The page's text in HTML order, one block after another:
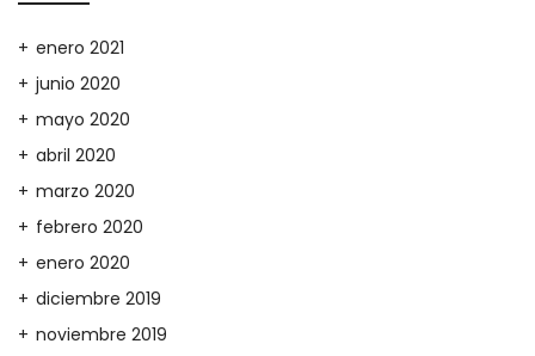
enero 2021
junio 2020
mayo 2020
abril 2020
marzo 2020
febrero 2020
enero 2020
diciembre 2019
noviembre 2019